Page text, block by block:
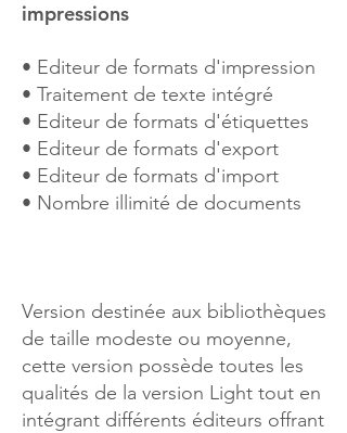
impressions
• Editeur de formats d'impression
• Traitement de texte intégré
• Editeur de formats d'étiquettes
• Editeur de formats d'export
• Editeur de formats d'import
• Nombre illimité de documents
Version destinée aux bibliothèques
de taille modeste ou moyenne,
cette version possède toutes les
qualités de la version Light tout en
intégrant différents éditeurs offrant